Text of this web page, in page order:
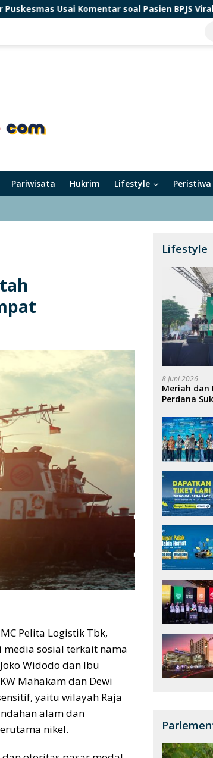
soal Pasien BPJS Viral di Threads
Pariwisata Hukrim Lifestyle Peristiwa
Pelita Logistik Tbk,
sosial terkait nama
Widodo dan Ibu
Mahakam dan Dewi
yaitu wilayah Raja
alam dan
nikel.
Lifestyle
8 Juni 2026
Meriah dan
Perdana